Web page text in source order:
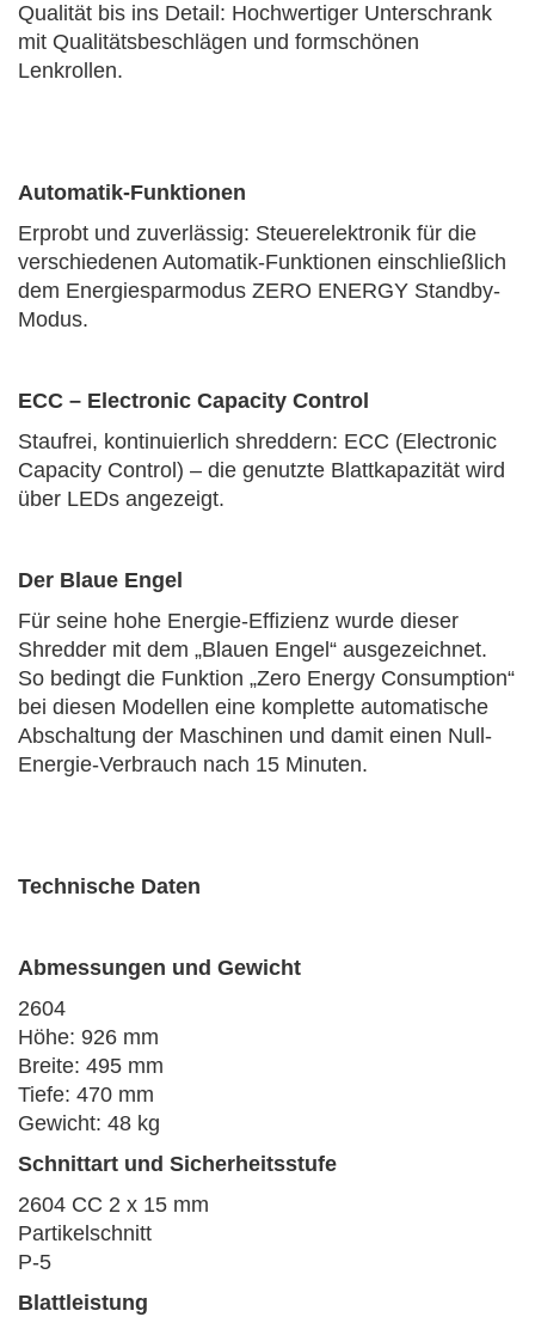
Qualität bis ins Detail: Hochwertiger Unterschrank
mit Qualitätsbeschlägen und formschönen
Lenkrollen.
Automatik-Funktionen
Erprobt und zuverlässig: Steuerelektronik für die
verschiedenen Automatik-Funktionen einschließlich
dem Energiesparmodus ZERO ENERGY Standby-
Modus.
ECC – Electronic Capacity Control
Staufrei, kontinuierlich shreddern: ECC (Electronic
Capacity Control) – die genutzte Blattkapazität wird
über LEDs angezeigt.
Der Blaue Engel
Für seine hohe Energie-Effizienz wurde dieser
Shredder mit dem „Blauen Engel“ ausgezeichnet.
So bedingt die Funktion „Zero Energy Consumption“
bei diesen Modellen eine komplette automatische
Abschaltung der Maschinen und damit einen Null-
Energie-Verbrauch nach 15 Minuten.
Technische Daten
Abmessungen und Gewicht
2604
Höhe: 926 mm
Breite: 495 mm
Tiefe: 470 mm
Gewicht: 48 kg
Schnittart und Sicherheitsstufe
2604 CC 2 x 15 mm
Partikelschnitt
P-5
Blattleistung